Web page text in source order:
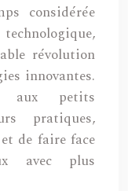
considérée
révolution
innovantes.
aux petits
pratiques,
de faire face
avec plus